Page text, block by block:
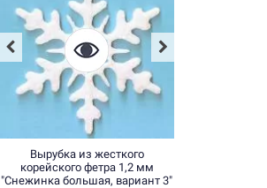
Вырубка из жесткого
корейского фетра 1,2 мм
"Снежинка большая, вариант 3"